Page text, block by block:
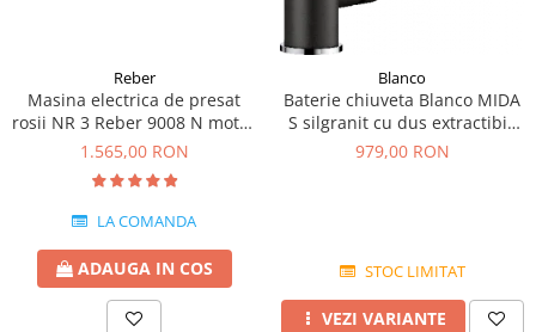
Reber
Masina electrica de presat
rosii NR 3 Reber 9008 N motor
prin inductie de 400W
1.565,00 RON
LA COMANDA
ADAUGA IN COS
Blanco
Baterie chiuveta Blanco MIDA
S silgranit cu dus extractibil,
diferite culori
979,00 RON
STOC LIMITAT
VEZI VARIANTE